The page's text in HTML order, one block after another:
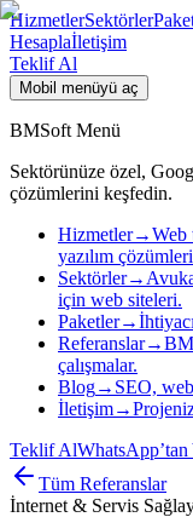
HizmetlerSektörler
Hesaplaİletişim
Teklif Al
Mobil menüyü aç
BMSoft Menü
Sektörünüze özel,
çözümlerini keşfedin.
Hizmetler→Web
yazılım
Sektörler→
için web siteleri.
Paketler→
Referanslar→
çalışmalar.
Blog→ SEO,
İletişim→
Teklif AlWhatsApp’tan
Tüm Referanslar
İnternet & Servis